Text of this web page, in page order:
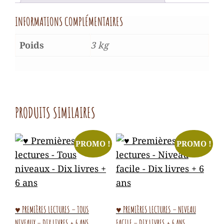
INFORMATIONS COMPLÉMENTAIRES
Poids 3 kg
PRODUITS SIMILAIRES
PROMO !
♥ PREMIÈRES LECTURES – TOUS
PROMO !
♥ PREMIÈRES LECTURES – NIVEAU